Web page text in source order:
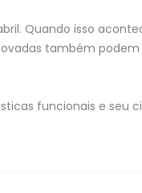
Quando isso
também
funcionais e seu